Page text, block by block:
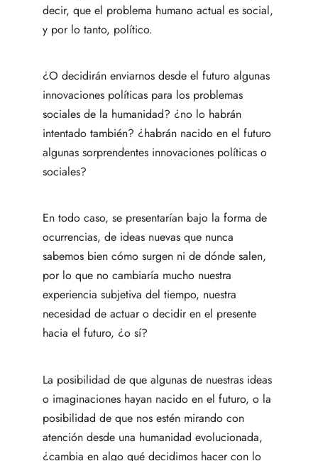
decir, que el problema humano actual es social,
y por lo tanto, político.
¿O decidirán enviarnos desde el futuro algunas
innovaciones políticas para los problemas
sociales de la humanidad? ¿no lo habrán
intentado también? ¿habrán nacido en el futuro
algunas sorprendentes innovaciones políticas o
sociales?
En todo caso, se presentarían bajo la forma de
ocurrencias, de ideas nuevas que nunca
sabemos bien cómo surgen ni de dónde salen,
por lo que no cambiaría mucho nuestra
experiencia subjetiva del tiempo, nuestra
necesidad de actuar o decidir en el presente
hacia el futuro, ¿o sí?
La posibilidad de que algunas de nuestras ideas
o imaginaciones hayan nacido en el futuro, o la
posibilidad de que nos estén mirando con
atención desde una humanidad evolucionada,
¿cambia en algo qué decidimos hacer con lo